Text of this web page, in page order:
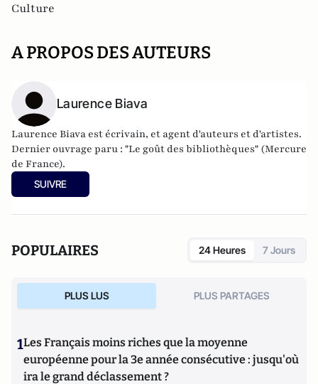
Culture
A PROPOS DES AUTEURS
Laurence Biava
Laurence Biava est écrivain, et agent d'auteurs et d'artistes.
Dernier ouvrage paru : "Le goût des bibliothèques" (Mercure
de France).
SUIVRE
POPULAIRES 24 Heures 7 Jours
PLUS LUS PLUS PARTAGES
1Les Français moins riches que la moyenne
européenne pour la 3e année consécutive : jusqu'où
ira le grand déclassement ?